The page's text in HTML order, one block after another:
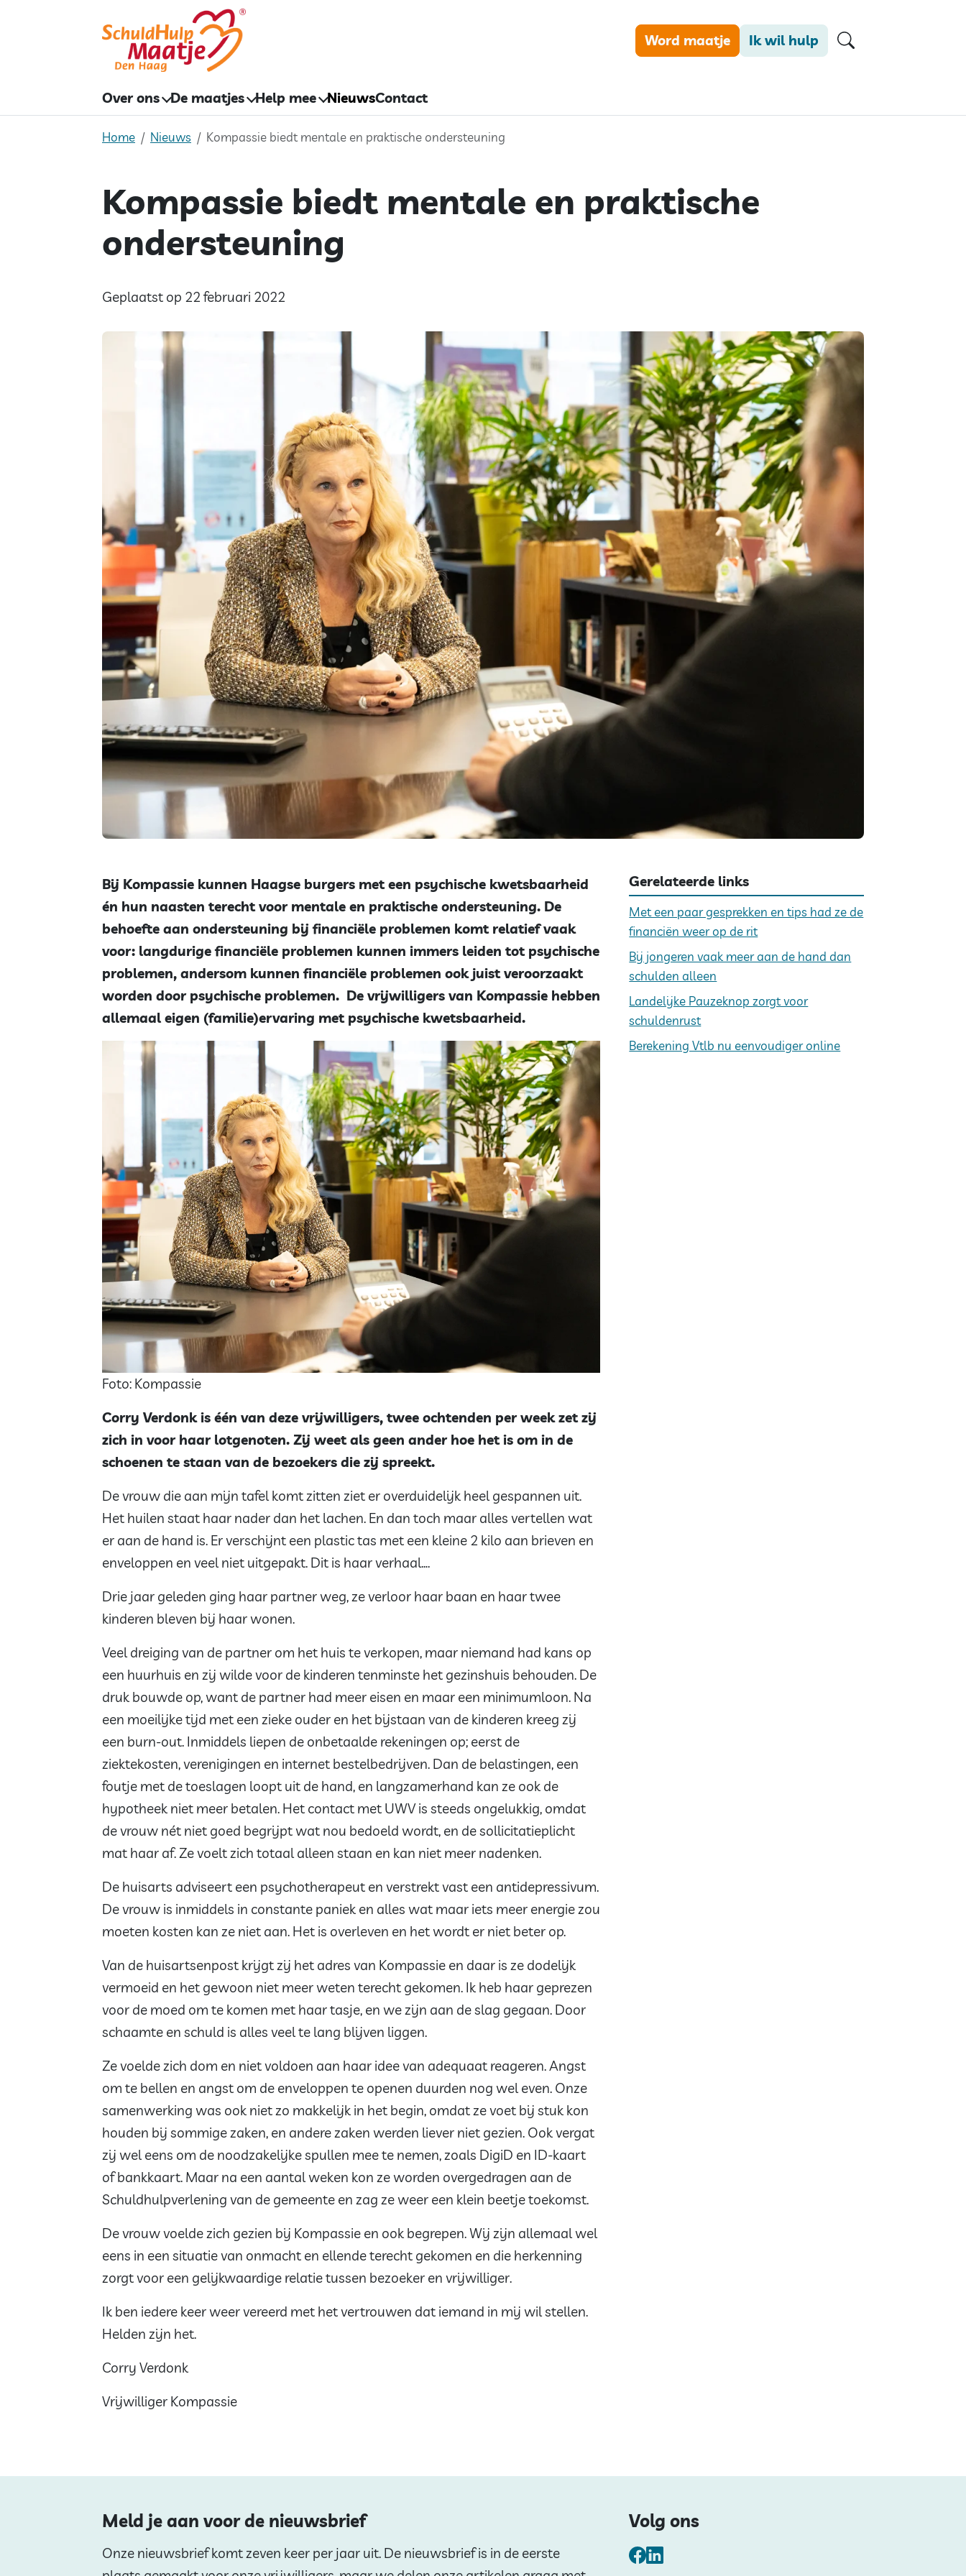
Word maatje Ik wil hulp
Over ons De maatjes Help mee NieuwsContact
Home Nieuws Kompassie biedt mentale en praktische ondersteuning
Kompassie biedt mentale en praktische
ondersteuning
Geplaatst op 22 februari 2022
Bij Kompassie kunnen Haagse burgers met een psychische kwetsbaarheid
én hun naasten terecht voor mentale en praktische ondersteuning. De
behoefte aan ondersteuning bij financiële problemen komt relatief vaak
voor: langdurige financiële problemen kunnen immers leiden tot psychische
problemen, andersom kunnen financiële problemen ook juist veroorzaakt
worden door psychische problemen. De vrijwilligers van Kompassie hebben
allemaal eigen (familie)ervaring met psychische kwetsbaarheid.
Foto: Kompassie
Corry Verdonk is één van deze vrijwilligers, twee ochtenden per week zet zij
zich in voor haar lotgenoten. Zij weet als geen ander hoe het is om in de
schoenen te staan van de bezoekers die zij spreekt.
De vrouw die aan mijn tafel komt zitten ziet er overduidelijk heel gespannen uit.
Het huilen staat haar nader dan het lachen. En dan toch maar alles vertellen wat
er aan de hand is. Er verschijnt een plastic tas met een kleine 2 kilo aan brieven en
enveloppen en veel niet uitgepakt. Dit is haar verhaal….
Drie jaar geleden ging haar partner weg, ze verloor haar baan en haar twee
kinderen bleven bij haar wonen.
Veel dreiging van de partner om het huis te verkopen, maar niemand had kans op
een huurhuis en zij wilde voor de kinderen tenminste het gezinshuis behouden. De
druk bouwde op, want de partner had meer eisen en maar een minimumloon. Na
een moeilijke tijd met een zieke ouder en het bijstaan van de kinderen kreeg zij
een burn-out. Inmiddels liepen de onbetaalde rekeningen op; eerst de
ziektekosten, verenigingen en internet bestelbedrijven. Dan de belastingen, een
foutje met de toeslagen loopt uit de hand, en langzamerhand kan ze ook de
hypotheek niet meer betalen. Het contact met UWV is steeds ongelukkig, omdat
de vrouw nét niet goed begrijpt wat nou bedoeld wordt, en de sollicitatieplicht
mat haar af. Ze voelt zich totaal alleen staan en kan niet meer nadenken.
De huisarts adviseert een psychotherapeut en verstrekt vast een antidepressivum.
De vrouw is inmiddels in constante paniek en alles wat maar iets meer energie zou
moeten kosten kan ze niet aan. Het is overleven en het wordt er niet beter op.
Van de huisartsenpost krijgt zij het adres van Kompassie en daar is ze dodelijk
vermoeid en het gewoon niet meer weten terecht gekomen. Ik heb haar geprezen
voor de moed om te komen met haar tasje, en we zijn aan de slag gegaan. Door
schaamte en schuld is alles veel te lang blijven liggen.
Ze voelde zich dom en niet voldoen aan haar idee van adequaat reageren. Angst
om te bellen en angst om de enveloppen te openen duurden nog wel even. Onze
samenwerking was ook niet zo makkelijk in het begin, omdat ze voet bij stuk kon
houden bij sommige zaken, en andere zaken werden liever niet gezien. Ook vergat
zij wel eens om de noodzakelijke spullen mee te nemen, zoals DigiD en ID-kaart
of bankkaart. Maar na een aantal weken kon ze worden overgedragen aan de
Schuldhulpverlening van de gemeente en zag ze weer een klein beetje toekomst.
De vrouw voelde zich gezien bij Kompassie en ook begrepen. Wij zijn allemaal wel
eens in een situatie van onmacht en ellende terecht gekomen en die herkenning
zorgt voor een gelijkwaardige relatie tussen bezoeker en vrijwilliger.
Ik ben iedere keer weer vereerd met het vertrouwen dat iemand in mij wil stellen.
Helden zijn het.
Corry Verdonk
Vrijwilliger Kompassie
Gerelateerde links
Met een paar gesprekken en tips had ze de
financiën weer op de rit
Bij jongeren vaak meer aan de hand dan
schulden alleen
Landelijke Pauzeknop zorgt voor
schuldenrust
Berekening Vtlb nu eenvoudiger online
Meld je aan voor de nieuwsbrief
Onze nieuwsbrief komt zeven keer per jaar uit. De nieuwsbrief is in de eerste
Volg ons
Facebook
LinkedIn